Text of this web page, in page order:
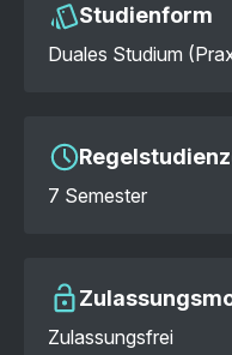
Studienform
Duales Studium
7 Semester
Zulassungsfrei